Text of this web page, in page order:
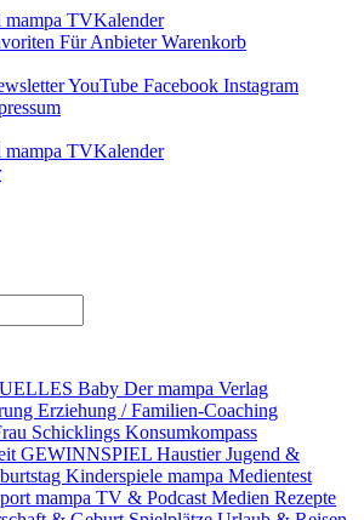
mampa TVKalender
Für AnbieterWarenkorb
YouTube Facebook Instagram
mampa TVKalender
Baby Der mampa Verlag
Erziehung / Familien-Coaching
Schicklings Konsumkompass
GEWINNSPIEL HaustierJugend &
Kinderspiele mampa Medientest
mampa TV & PodcastMedien Rezepte